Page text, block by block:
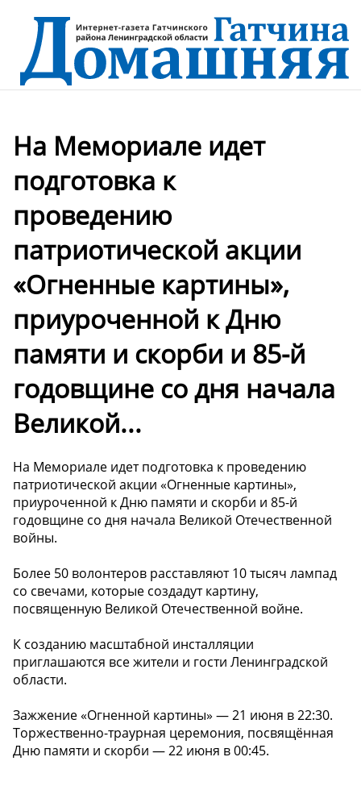
На Мемориале идет
подготовка к
проведению
патриотической акции
«Огненные картины»,
приуроченной к Дню
памяти и скорби и 85-й
годовщине со дня начала
Великой...
На Мемориале идет подготовка к проведению
патриотической акции «Огненные картины»,
приуроченной к Дню памяти и скорби и 85-й
годовщине со дня начала Великой Отечественной
войны.
Более 50 волонтеров расставляют 10 тысяч лампад
со свечами, которые создадут картину,
посвященную Великой Отечественной войне.
К созданию масштабной инсталляции
приглашаются все жители и гости Ленинградской
области.
Зажжение «Огненной картины» — 21 июня в 22:30.
Торжественно-траурная церемония, посвящённая
Дню памяти и скорби — 22 июня в 00:45.